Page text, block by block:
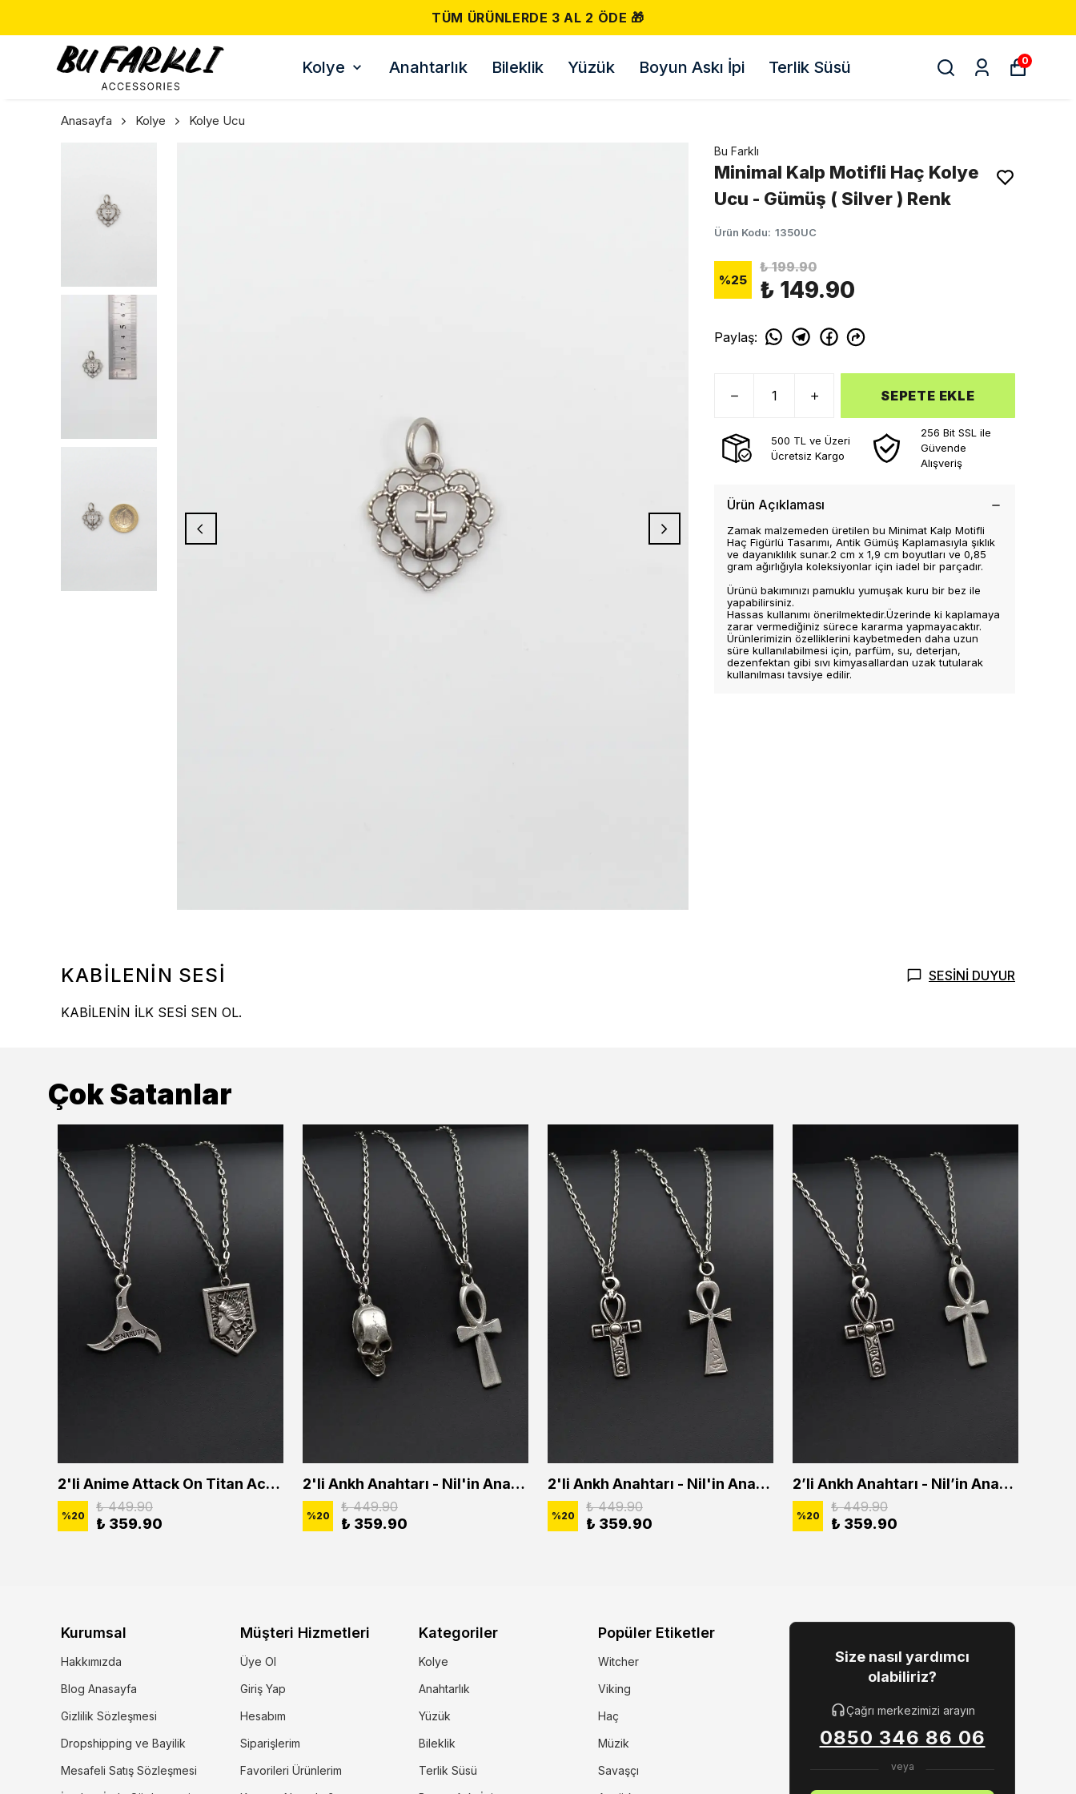
TÜM ÜRÜNLERDE 3 AL 2 ÖDE 🎁
Kolye Anahtarlık Bileklik Yüzük Boyun Askı İpi Terlik Süsü 0
Anasayfa Kolye Kolye Ucu
Bu Farklı
Minimal Kalp Motifli Haç Kolye
Ucu - Gümüş ( Silver ) Renk
Ürün Kodu: 1350UC
%25
₺ 199.90
₺ 149.90
Paylaş:
SEPETE EKLE
500 TL ve Üzeri
Ücretsiz Kargo
256 Bit SSL ile
Güvende
Alışveriş
Ürün Açıklaması
Zamak malzemeden üretilen bu Minimat Kalp Motifli
Haç Figürlü Tasarımı, Antik Gümüş Kaplamasıyla şıklık
ve dayanıklılık sunar.2 cm x 1,9 cm boyutları ve 0,85
gram ağırlığıyla koleksiyonlar için iadel bir parçadır.
Ürünü bakımınızı pamuklu yumuşak kuru bir bez ile
yapabilirsiniz.
Hassas kullanımı önerilmektedir.Üzerinde ki kaplamaya
zarar vermediğiniz sürece kararma yapmayacaktır.
Ürünlerimizin özelliklerini kaybetmeden daha uzun
süre kullanılabilmesi için, parfüm, su, deterjan,
dezenfektan gibi sıvı kimyasallardan uzak tutularak
kullanılması tavsiye edilir.
KABİLENİN SESİ SESİNİ DUYUR
KABİLENİN İLK SESİ SEN OL.
Çok Satanlar
2'li Anime Attack On Titan Acrylic Maria Anime Naruto Erkek Kadın Kolye Seti
%20
₺ 449.90
₺ 359.90
2'li Ankh Anahtarı - Nil'in Anahtarı - Kuru Kafa Erkek Kadın Kolye Seti
%20
₺ 449.90
₺ 359.90
2'li Ankh Anahtarı - Nil'in Anahtarı Erkek Kadın Kolye Seti
%20
₺ 449.90
₺ 359.90
2’li Ankh Anahtarı - Nil’in Anahtarı Erkek Kadın Kolye Seti
%20
₺ 449.90
₺ 359.90
Kurumsal
Hakkımızda
Blog Anasayfa
Gizlilik Sözleşmesi
Dropshipping ve Bayilik
Mesafeli Satış Sözleşmesi
Müşteri Hizmetleri
Üye Ol
Giriş Yap
Hesabım
Siparişlerim
Favorileri Ürünlerim
Kategoriler
Kolye
Anahtarlık
Yüzük
Bileklik
Terlik Süsü
Popüler Etiketler
Witcher
Viking
Haç
Müzik
Savaşçı
Size nasıl yardımcı
olabiliriz?
Çağrı merkezimizi arayın
0850 346 86 06